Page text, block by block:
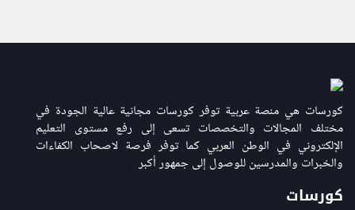
كورسات هي منصة عربية توفر كورسات مجانية عالية الجودة في
مختلف المجالات والتخصصات تسعى إلى رفع مستوى التعليم
الإلكتروني في الوطن العربي كما توفر فرصة لاصحاب الكفاءات
والخبرات والمدرسين للوصول إلى جمهور أكبر
كورسات